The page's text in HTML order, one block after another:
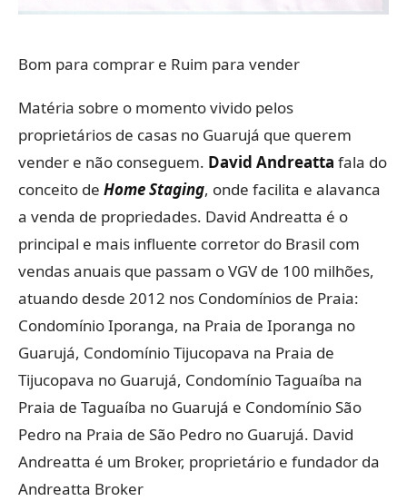
Bom para comprar e Ruim para vender
Matéria sobre o momento vivido pelos
proprietários de casas no Guarujá que querem
vender e não conseguem. David Andreatta fala do
conceito de Home Staging, onde facilita e alavanca
a venda de propriedades. David Andreatta é o
principal e mais influente corretor do Brasil com
vendas anuais que passam o VGV de 100 milhões,
atuando desde 2012 nos Condomínios de Praia:
Condomínio Iporanga, na Praia de Iporanga no
Guarujá, Condomínio Tijucopava na Praia de
Tijucopava no Guarujá, Condomínio Taguaíba na
Praia de Taguaíba no Guarujá e Condomínio São
Pedro na Praia de São Pedro no Guarujá. David
Andreatta é um Broker, proprietário e fundador da
Andreatta Broker